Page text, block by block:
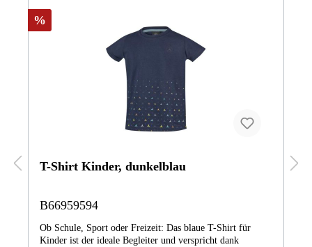
%
T-Shirt Kinder, dunkelblau
B66959594
Ob Schule, Sport oder Freizeit: Das blaue T-Shirt für
Kinder ist der ideale Begleiter und verspricht dank